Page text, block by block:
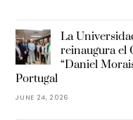
La
reinaugura el
“Daniel
Portugal
JUNE 24, 2026